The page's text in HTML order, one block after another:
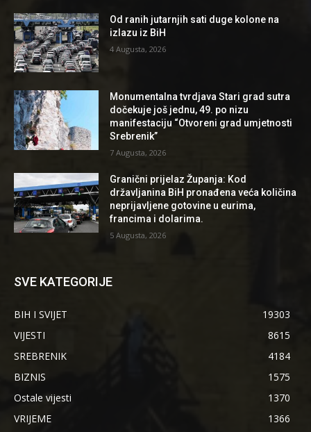
Od ranih jutarnjih sati duge kolone na
izlazu iz BiH
4 Augusta, 2026
Monumentalna tvrdjava Stari grad sutra
dočekuje još jednu, 49. po nizu
manifestaciju “Otvoreni grad umjetnosti
Srebrenik”
7 Augusta, 2026
Granični prijelaz Županja: Kod
državljanina BiH pronađena veća količina
neprijavljene gotovine u eurima,
francima i dolarima.
5 Augusta, 2026
SVE KATEGORIJE
BIH I SVIJET
19303
VIJESTI
8615
SREBRENIK
4184
BIZNIS
1575
Ostale vijesti
1370
VRIJEME
1366